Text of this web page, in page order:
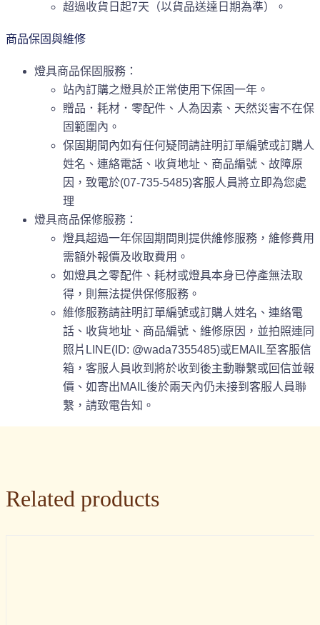
超過收貨日起7天（以貨品送達日期為準）。
商品保固與維修
燈具商品保固服務：
站內訂購之燈具於正常使用下保固一年。
贈品．耗材．零配件、人為因素、天然災害不在保
固範圍內。
保固期間內如有任何疑問請註明訂單編號或訂購人
姓名、連絡電話、收貨地址、商品編號、故障原
因，致電於(07-735-5485)客服人員將立即為您處
理
燈具商品保修服務：
燈具超過一年保固期間則提供維修服務，維修費用
需額外報價及收取費用。
如燈具之零配件、耗材或燈具本身已停產無法取
得，則無法提供保修服務。
維修服務請註明訂單編號或訂購人姓名、連絡電
話、收貨地址、商品編號、維修原因，並拍照連同
照片LINE(ID: @wada7355485)或EMAIL至客服信
箱，客服人員收到將於收到後主動聯繫或回信並報
價、如寄出MAIL後於兩天內仍未接到客服人員聯
繫，請致電告知。
Related products